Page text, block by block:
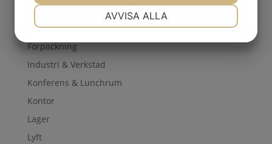
Kategorier
Entré & Reception
Förpackning
Industri & Verkstad
Konferens & Lunchrum
Kontor
Lager
Lyft
MARKNADSFÖRING
AVVISA ALLA